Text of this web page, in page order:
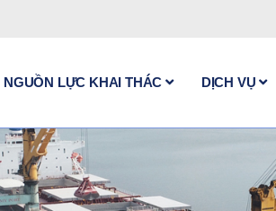
NGUỒN LỰC KHAI THÁC DỊCH VỤ